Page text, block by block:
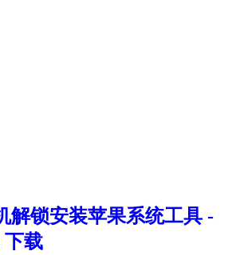
解锁安装苹果系统工具 -
下载